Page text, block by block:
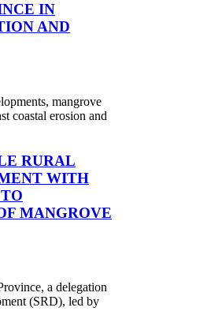
IN
AND
mangrove
coastal erosion and
RURAL
WITH
MANGROVE
a delegation
(SRD), led by